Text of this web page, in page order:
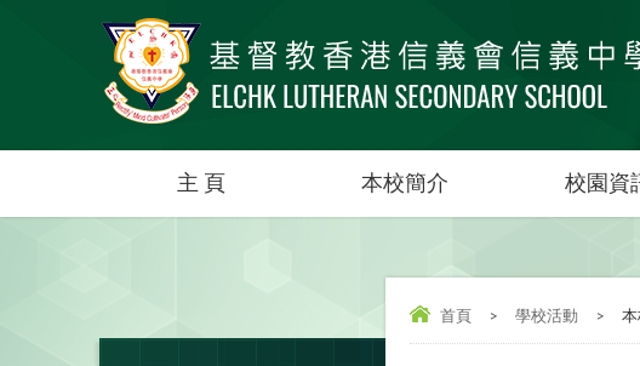
主 頁 本校簡介 校園資
首頁 > 學校活動 >